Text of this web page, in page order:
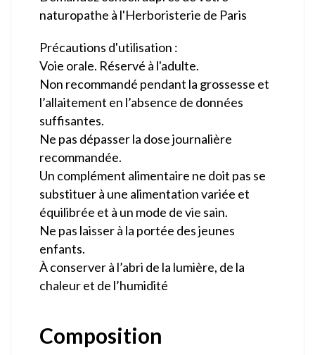
naturopathe à l'Herboristerie de Paris
Précautions d'utilisation :
Voie orale. Réservé à l'adulte.
Non recommandé pendant la grossesse et
l’allaitement en l’absence de données
suffisantes.
Ne pas dépasser la dose journalière
recommandée.
Un complément alimentaire ne doit pas se
substituer à une alimentation variée et
équilibrée et à un mode de vie sain.
Ne pas laisser à la portée des jeunes
enfants.
À conserver à l’abri de la lumière, de la
chaleur et de l’humidité
Composition